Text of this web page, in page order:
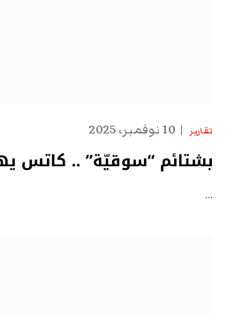
تقارير 10 نوفمبر، 2025
بشتائم “سوقيّة” .. كاتس
…